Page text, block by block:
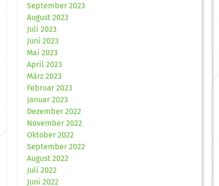
September 2023
August 2023
Juli 2023
Juni 2023
Mai 2023
April 2023
März 2023
Februar 2023
Januar 2023
Dezember 2022
November 2022
Oktober 2022
September 2022
August 2022
Juli 2022
Juni 2022